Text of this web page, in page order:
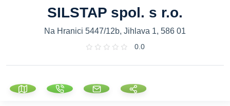
SILSTAP spol. s r.o.
Na Hranici 5447/12b, Jihlava 1, 586 01
0.0